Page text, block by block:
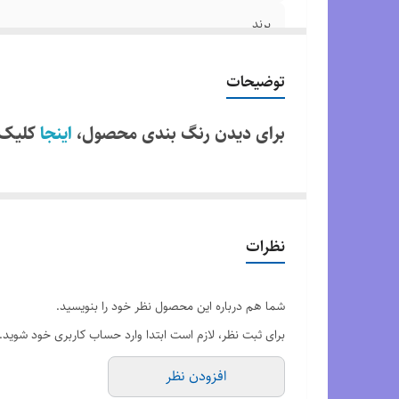
برند
توضیحات
برای دیدن رنگ بندی محصول، اینجا
نظرات
شما هم درباره این محصول نظر خود را بنویسید.
برای ثبت نظر، لازم است ابتدا وارد حساب کاربری خود شوید.
افزودن نظر